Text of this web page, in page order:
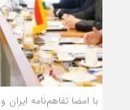
با امضا تفاهم‌نامه